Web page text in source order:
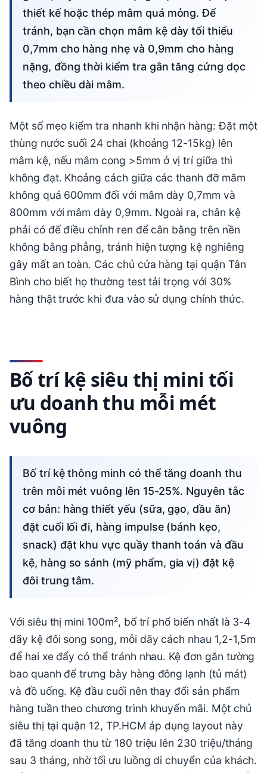
thiết kế hoặc thép mâm quá mỏng. Để
tránh, bạn cần chọn mâm kệ dày tối thiểu
0,7mm cho hàng nhẹ và 0,9mm cho hàng
nặng, đồng thời kiểm tra gân tăng cứng dọc
theo chiều dài mâm.
Một số mẹo kiểm tra nhanh khi nhận hàng: Đặt một
thùng nước suối 24 chai (khoảng 12-15kg) lên
mâm kệ, nếu mâm cong >5mm ở vị trí giữa thì
không đạt. Khoảng cách giữa các thanh đỡ mâm
không quá 600mm đối với mâm dày 0,7mm và
800mm với mâm dày 0,9mm. Ngoài ra, chân kệ
phải có đế điều chỉnh ren để cân bằng trên nền
không bằng phẳng, tránh hiện tượng kệ nghiêng
gây mất an toàn. Các chủ cửa hàng tại quận Tân
Bình cho biết họ thường test tải trọng với 30%
hàng thật trước khi đưa vào sử dụng chính thức.
Bố trí kệ siêu thị mini tối
ưu doanh thu mỗi mét
vuông
Bố trí kệ thông minh có thể tăng doanh thu
trên mỗi mét vuông lên 15-25%. Nguyên tắc
cơ bản: hàng thiết yếu (sữa, gạo, dầu ăn)
đặt cuối lối đi, hàng impulse (bánh kẹo,
snack) đặt khu vực quầy thanh toán và đầu
kệ, hàng so sánh (mỹ phẩm, gia vị) đặt kệ
đôi trung tâm.
Với siêu thị mini 100m², bố trí phổ biến nhất là 3-4
dãy kệ đôi song song, mỗi dãy cách nhau 1,2-1,5m
để hai xe đẩy có thể tránh nhau. Kệ đơn gắn tường
bao quanh để trưng bày hàng đông lạnh (tủ mát)
và đồ uống. Kệ đầu cuối nên thay đổi sản phẩm
hàng tuần theo chương trình khuyến mãi. Một chủ
siêu thị tại quận 12, TP.HCM áp dụng layout này
đã tăng doanh thu từ 180 triệu lên 230 triệu/tháng
sau 3 tháng, nhờ tối ưu luồng di chuyển của khách.